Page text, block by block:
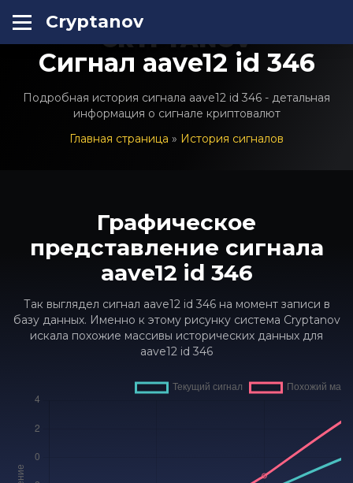
Cryptanov
CRYPTANOV
Сигнал aave12 id 346
Подробная история сигнала aave12 id 346 - детальная
информация о сигнале криптовалют
Главная страница » История сигналов
Графическое
представление сигнала
aave12 id 346
Так выглядел сигнал aave12 id 346 на момент записи в
базу данных. Именно к этому рисунку система Cryptanov
искала похожие массивы исторических данных для
aave12 id 346